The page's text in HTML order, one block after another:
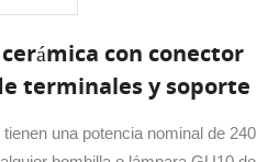
con conector
terminales y soporte
una potencia nominal de 240